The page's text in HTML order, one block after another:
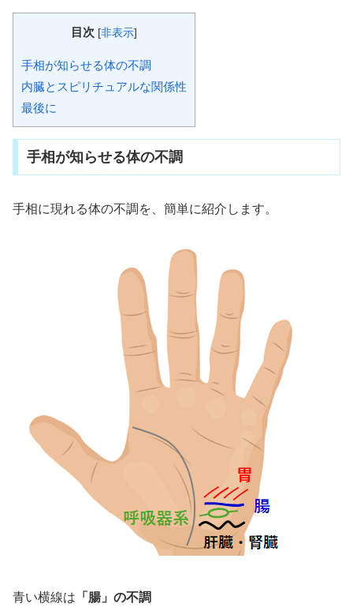
目次 [非表示]
手相が知らせる体の不調
内臓とスピリチュアルな関係性
最後に
手相が知らせる体の不調
手相に現れる体の不調を、簡単に紹介します。
青い横線は 「腸」の不調